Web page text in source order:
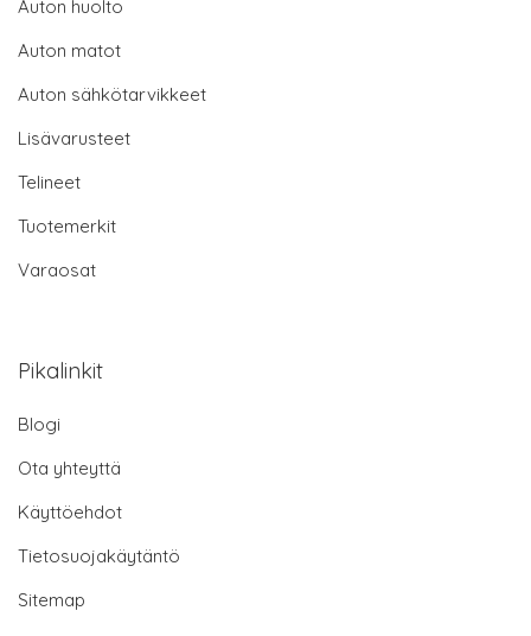
Auton huolto
Auton matot
Auton sähkötarvikkeet
Lisävarusteet
Telineet
Tuotemerkit
Varaosat
Pikalinkit
Blogi
Ota yhteyttä
Käyttöehdot
Tietosuojakäytäntö
Sitemap